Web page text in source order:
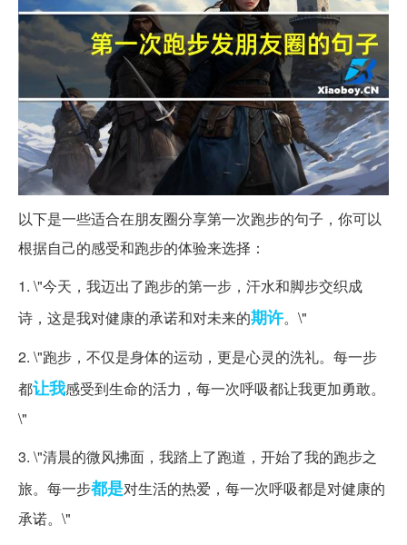
以下是一些适合在朋友圈分享第一次跑步的句子，你可以
根据自己的感受和跑步的体验来选择：
1. \"今天，我迈出了跑步的第一步，汗水和脚步交织成
诗，这是我对健康的承诺和对未来的期许。\"
2. \"跑步，不仅是身体的运动，更是心灵的洗礼。每一步
都让我感受到生命的活力，每一次呼吸都让我更加勇敢。
\"
3. \"清晨的微风拂面，我踏上了跑道，开始了我的跑步之
旅。每一步都是对生活的热爱，每一次呼吸都是对健康的
承诺。\"